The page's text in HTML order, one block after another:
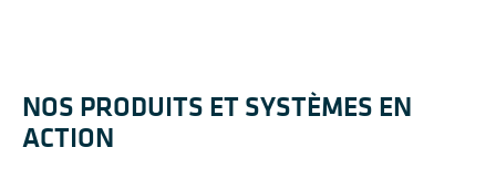
NOS PRODUITS ET SYSTÈMES EN
ACTION